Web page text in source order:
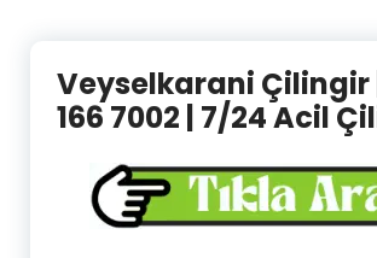
Veyselkarani Çilingir
166 7002 | 7/24 Acil